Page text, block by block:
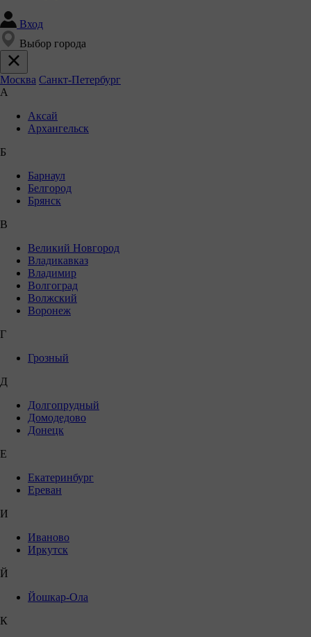
Вход
Выбор города
Москва Санкт-Петербург
А
Аксай
Архангельск
Б
Барнаул
Белгород
Брянск
В
Великий Новгород
Владикавказ
Владимир
Волгоград
Волжский
Воронеж
Г
Грозный
Д
Долгопрудный
Домодедово
Донецк
Е
Екатеринбург
Ереван
И
Иваново
Иркутск
Й
Йошкар-Ола
К